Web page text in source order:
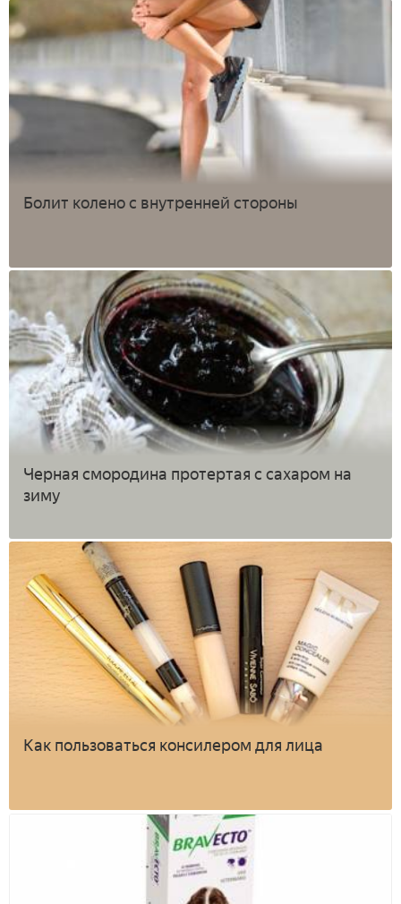
Болит колено с внутренней стороны
Черная смородина протертая с сахаром на
зиму
Как пользоваться консилером для лица